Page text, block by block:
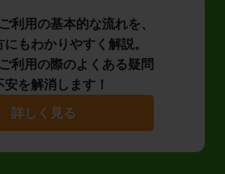
利用の基本的な流れを、
もわかりやすく解説。
利用の際のよくある疑問
安を解消します！
詳しく見る